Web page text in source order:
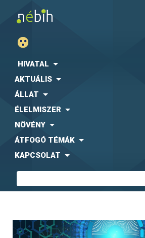
HIVATAL
AKTUÁLIS
ÁLLAT
ÉLELMISZER
NÖVÉNY
ÁTFOGÓ TÉMÁK
KAPCSOLAT